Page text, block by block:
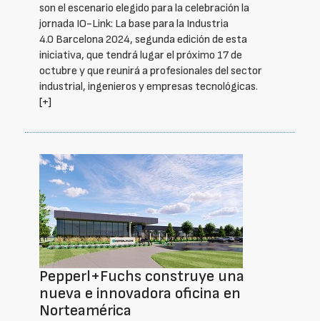
son el escenario elegido para la celebración la
jornada IO-Link: La base para la Industria
4.0 Barcelona 2024, segunda edición de esta
iniciativa, que tendrá lugar el próximo 17 de
octubre y que reunirá a profesionales del sector
industrial, ingenieros y empresas tecnológicas.
[+]
Pepperl+Fuchs construye una
nueva e innovadora oficina en
Norteamérica